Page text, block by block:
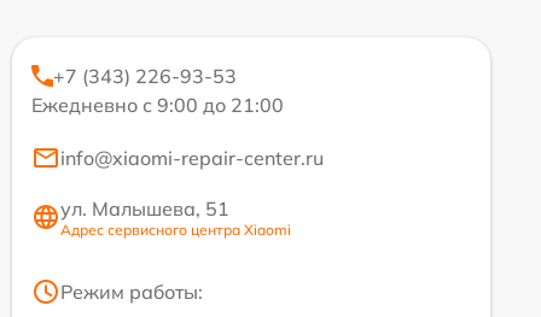
+7 (343) 226-93-53
Ежедневно с 9:00 до 21:00
info@xiaomi-repair-center.ru
ул. Малышева, 51
Адрес сервисного центра Xiaomi
Режим работы: